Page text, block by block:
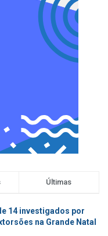
Últimas
14 investigados por
na Grande Natal